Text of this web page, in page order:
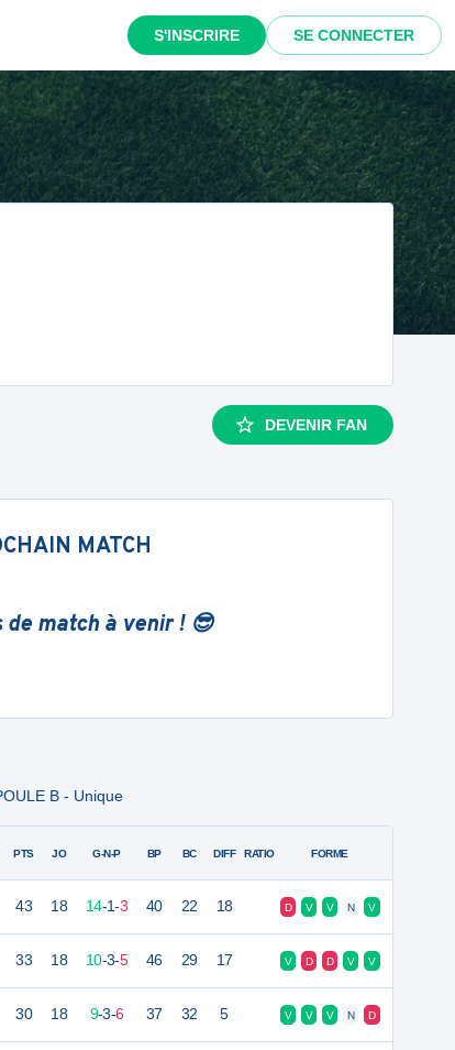
S'INSCRIRE SE CONNECTER
DEVENIR FAN
MATCH
de match à venir ! 😎
B - Unique
PTS JO G-N-P BP BC DIFF RATIO FORME
43 18 14-1-3 40 22 18 D V V N V
33 18 10-3-5 46 29 17 V D D V V
30 18 9-3-6 37 32 5 V V V N D